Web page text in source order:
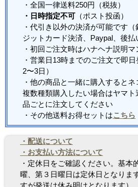
・全国一律送料250円（税抜）
・日時指定不可 （ポスト投函）
・代引き以外の決済が可能です
ジットカード決済、Paypal、後払
・初回ご注文時はハナヘナ説明マ
・営業日13時までのご注文で即
2〜3日）
・他の商品と一緒に購入するとネ
複数種類購入したい場合はヤマ
品ごとに注文してください
・その他送料お得セットはこちら
・配送について
・お支払い方法について
・定休日をご確認ください。基本
曜、第３日曜日は定休日となりま
すが発送は休み明けとなります）